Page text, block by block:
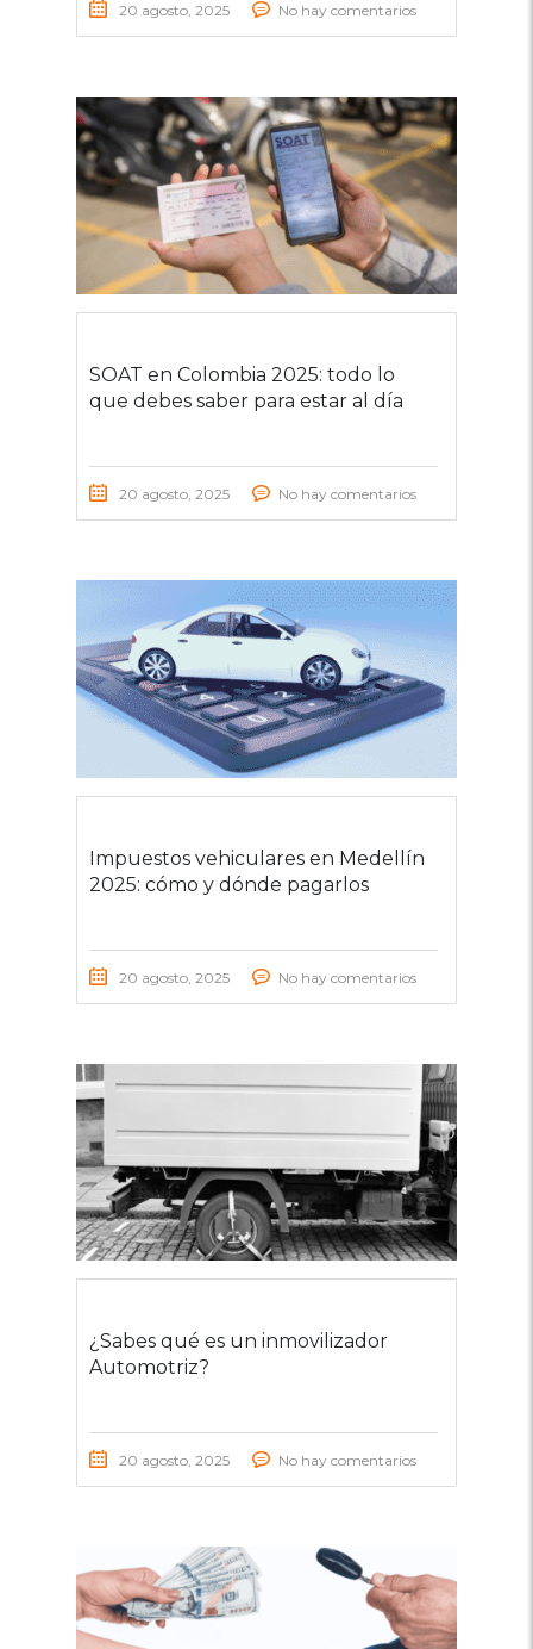
20 agosto, 2025 No hay comentarios
SOAT en Colombia 2025: todo lo
que debes saber para estar al día
20 agosto, 2025 No hay comentarios
Impuestos vehiculares en Medellín
2025: cómo y dónde pagarlos
20 agosto, 2025 No hay comentarios
¿Sabes qué es un inmovilizador
Automotriz?
20 agosto, 2025 No hay comentarios